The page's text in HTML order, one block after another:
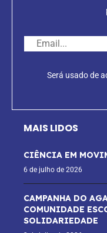
Será usado de
MAIS LIDOS
CIÊNCIA EM
6 de julho de 2026
CAMPANHA DO
COMUNIDADE
SOLIDARIEDADE